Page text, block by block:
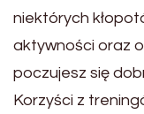
niektórych
aktywności oraz
poczujesz się
Korzyści z